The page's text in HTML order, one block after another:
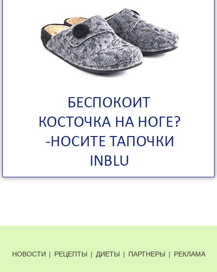
НОВОСТИ | РЕЦЕПТЫ | ДИЕТЫ | ПАРТНЕРЫ | РЕКЛАМА